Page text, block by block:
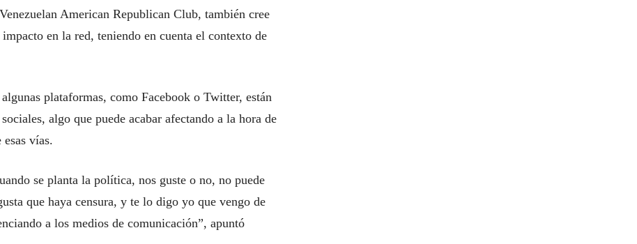
American Republican Club, también cree
en la red, teniendo en cuenta el contexto de
plataformas, como Facebook o Twitter, están
algo que puede acabar afectando a la hora de
vías.
se planta la política, nos guste o no, no puede
que haya censura, y te lo digo yo que vengo de
a los medios de comunicación”, apuntó